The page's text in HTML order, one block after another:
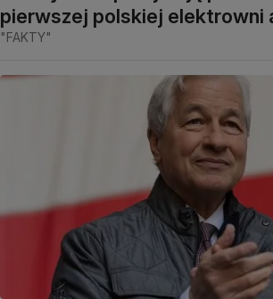
pierwszej polskiej elektrowni
"FAKTY"